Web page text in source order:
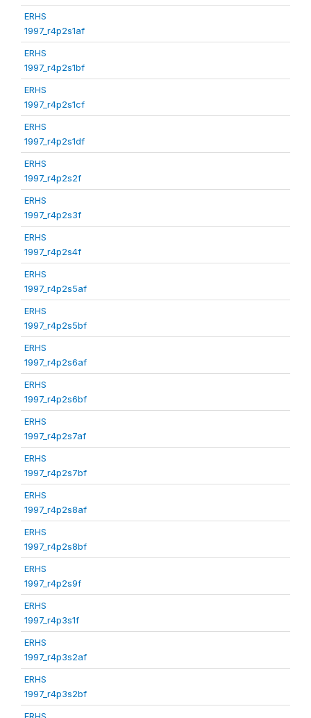
ERHS
1997_r4p2s1af
ERHS
1997_r4p2s1bf
ERHS
1997_r4p2s1cf
ERHS
1997_r4p2s1df
ERHS
1997_r4p2s2f
ERHS
1997_r4p2s3f
ERHS
1997_r4p2s4f
ERHS
1997_r4p2s5af
ERHS
1997_r4p2s5bf
ERHS
1997_r4p2s6af
ERHS
1997_r4p2s6bf
ERHS
1997_r4p2s7af
ERHS
1997_r4p2s7bf
ERHS
1997_r4p2s8af
ERHS
1997_r4p2s8bf
ERHS
1997_r4p2s9f
ERHS
1997_r4p3s1f
ERHS
1997_r4p3s2af
ERHS
1997_r4p3s2bf
ERHS